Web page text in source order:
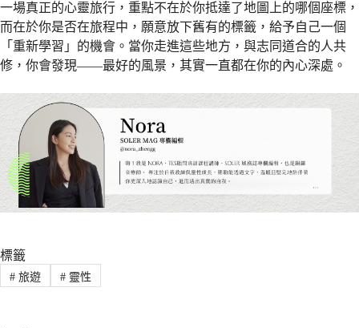
一場真正的心靈旅行，重點不在於你抵達了地圖上的哪個座標，
而在於你是否在旅程中，願意放下舊有的標籤，給予自己一個
「重新學習」的機會。當你走進這些地方，與志同道合的人共
修，你會發現——最好的風景，其實一直都在你的內心深處。
標籤
#旅遊 #靈性